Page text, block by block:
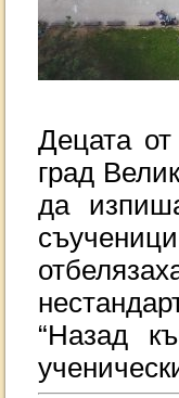
Децата
град
да
“Назад